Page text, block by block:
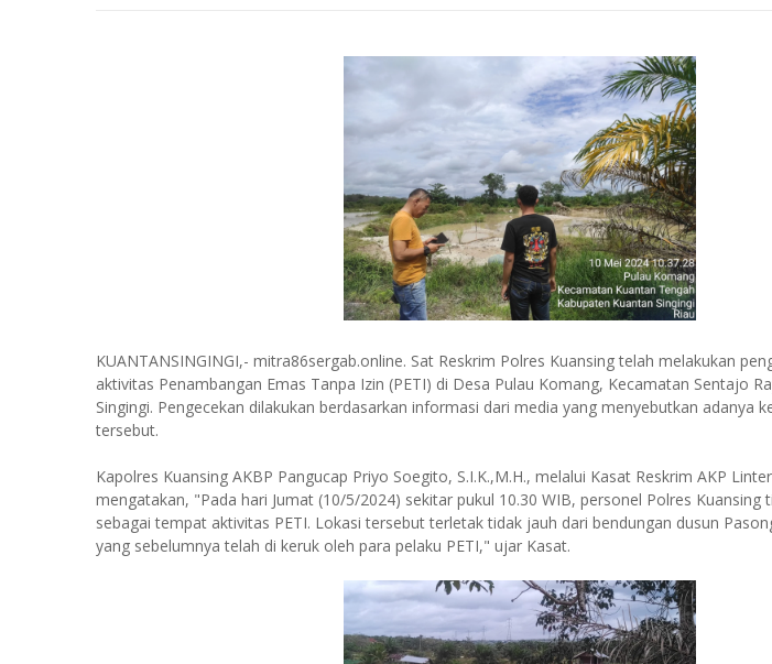
KUANTANSINGINGI,- mitra86sergab.online. Sat Reskrim Polres Kuansing telah melakukan
aktivitas Penambangan Emas Tanpa Izin (PETI) di Desa Pulau Komang, Kecamatan Sentajo
Singingi. Pengecekan dilakukan berdasarkan informasi dari media yang menyebutkan adanya
tersebut.
Kapolres Kuansing AKBP Pangucap Priyo Soegito, S.I.K.,M.H., melalui Kasat Reskrim AKP
mengatakan, "Pada hari Jumat (10/5/2024) sekitar pukul 10.30 WIB, personel Polres Kuansing
sebagai tempat aktivitas PETI. Lokasi tersebut terletak tidak jauh dari bendungan dusun
yang sebelumnya telah di keruk oleh para pelaku PETI," ujar Kasat.